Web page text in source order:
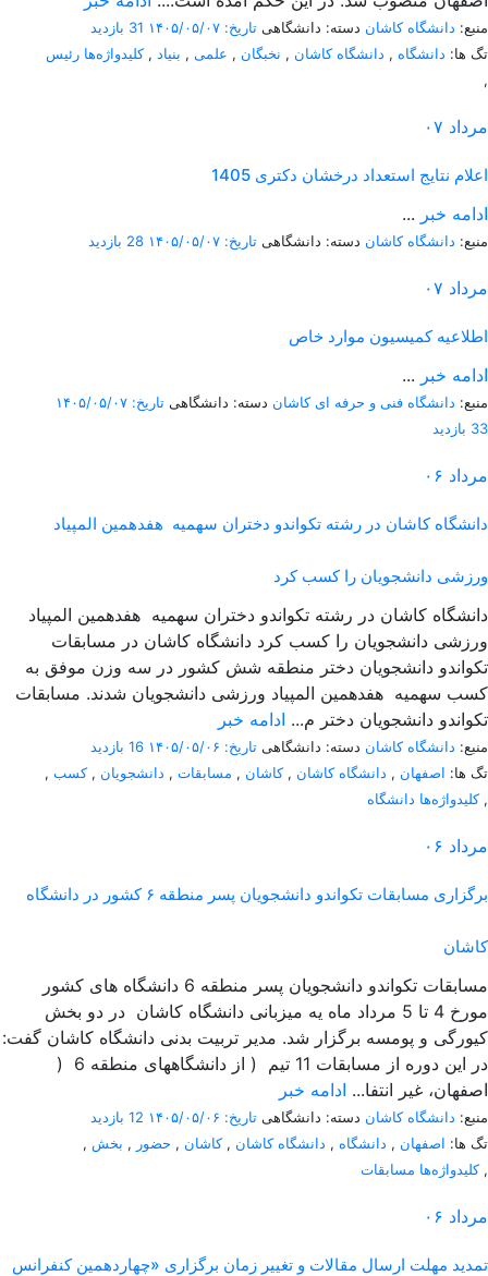
منبع: دانشگاه کاشان دسته: دانشگاهی تاریخ: ۱۴۰۵/۰۵/۰۷
31 بازدید
تگ ها: دانشگاه , دانشگاه کاشان , نخبگان , علمی , بنیاد ,کلیدواژه‌ها رئیس
,
۰۷ مرداد
اعلام نتایج استعداد درخشان دکتری 1405
... ادامه خبر
منبع: دانشگاه کاشان دسته: دانشگاهی تاریخ: ۱۴۰۵/۰۵/۰۷ 28 بازدید
۰۷ مرداد
اطلاعیه کمیسیون موارد خاص
... ادامه خبر
منبع: دانشگاه فنی و حرفه ای کاشان دسته: دانشگاهی تاریخ: ۱۴۰۵/۰۵/۰۷
33 بازدید
۰۶ مرداد
دانشگاه کاشان در رشته تکواندو دختران سهمیه هفدهمین المپیاد
ورزشی دانشجویان را کسب کرد
دانشگاه کاشان در رشته تکواندو دختران سهمیه هفدهمین المپیاد
ورزشی دانشجویان را کسب کرد دانشگاه کاشان در مسابقات
تکواندو دانشجویان دختر منطقه شش کشور در سه وزن موفق به
کسب سهمیه هفدهمین المپیاد ورزشی دانشجویان شدند. مسابقات
تکواندو دانشجویان دختر م... ادامه خبر
منبع: دانشگاه کاشان دسته: دانشگاهی تاریخ: ۱۴۰۵/۰۵/۰۶
16 بازدید
تگ ها: اصفهان , دانشگاه کاشان ,کاشان , مسابقات , دانشجویان ,کسب ,
کلیدواژه‌ها دانشگاه,
۰۶ مرداد
برگزاری مسابقات تکواندو دانشجویان پسر منطقه ۶ کشور در دانشگاه
کاشان
مسابقات تکواندو دانشجویان پسر منطقه 6 دانشگاه های کشور
مورخ 4 تا 5 مرداد ماه یه میزبانی دانشگاه کاشان در دو بخش
کیورگی و پومسه برگزار شد. مدیر تربیت بدنی دانشگاه کاشان گفت:
در این دوره از مسابقات 11 تیم ( از دانشگاههای منطقه 6 (
اصفهان، غیر انتفا... ادامه خبر
منبع: دانشگاه کاشان دسته: دانشگاهی تاریخ: ۱۴۰۵/۰۵/۰۶
12 بازدید
تگ ها: اصفهان , دانشگاه , دانشگاه کاشان ,کاشان , حضور , بخش ,
کلیدواژه‌ها مسابقات,
۰۶ مرداد
تمدید مهلت ارسال مقالات و تغییر زمان برگزاری «چهاردهمین کنفرانس